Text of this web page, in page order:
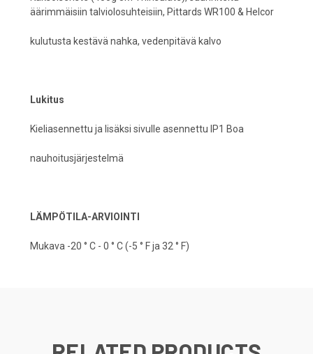
äärimmäisiin talviolosuhteisiin, Pittards WR100 & Helcor
kulutusta kestävä nahka, vedenpitävä kalvo
Lukitus
Kieliasennettu ja lisäksi sivulle asennettu IP1 Boa
nauhoitusjärjestelmä
LÄMPÖTILA-ARVIOINTI
Mukava -20 ° C - 0 ° C (-5 ° F ja 32 ° F)